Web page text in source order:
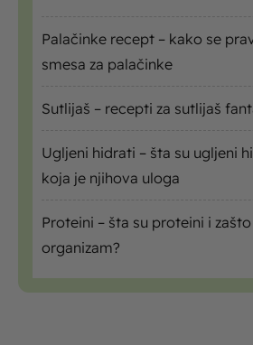
Palačinke recept – kako se
smesa za palačinke
Sutlijaš – recepti za sutlijaš
Ugljeni hidrati – šta su ugljeni
koja je njihova uloga
Proteini – šta su proteini i zašto
organizam?